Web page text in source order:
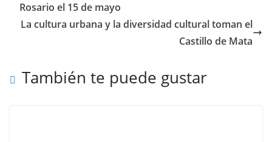
Rosario el 15 de mayo
La cultura urbana y la diversidad cultural toman el
Castillo de Mata
También te puede gustar